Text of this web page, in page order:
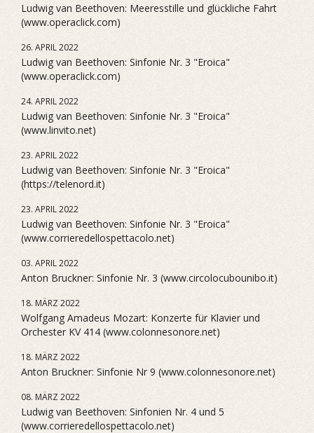
Ludwig van Beethoven: Meeresstille und glückliche Fahrt
(www.operaclick.com)
26. APRIL 2022
Ludwig van Beethoven: Sinfonie Nr. 3 "Eroica"
(www.operaclick.com)
24. APRIL 2022
Ludwig van Beethoven: Sinfonie Nr. 3 "Eroica"
(www.linvito.net)
23. APRIL 2022
Ludwig van Beethoven: Sinfonie Nr. 3 "Eroica"
(https://telenord.it)
23. APRIL 2022
Ludwig van Beethoven: Sinfonie Nr. 3 "Eroica"
(www.corrieredellospettacolo.net)
03. APRIL 2022
Anton Bruckner: Sinfonie Nr. 3 (www.circolocubounibo.it)
18. MÄRZ 2022
Wolfgang Amadeus Mozart: Konzerte für Klavier und
Orchester KV 414 (www.colonnesonore.net)
18. MÄRZ 2022
Anton Bruckner: Sinfonie Nr 9 (www.colonnesonore.net)
08. MÄRZ 2022
Ludwig van Beethoven: Sinfonien Nr. 4 und 5
(www.corrieredellospettacolo.net)